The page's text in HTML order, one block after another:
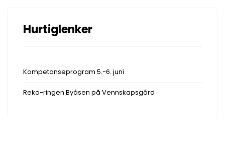
Hurtiglenker
Kompetanseprogram 5.-6. juni
Reko-ringen Byåsen på Vennskapsgård